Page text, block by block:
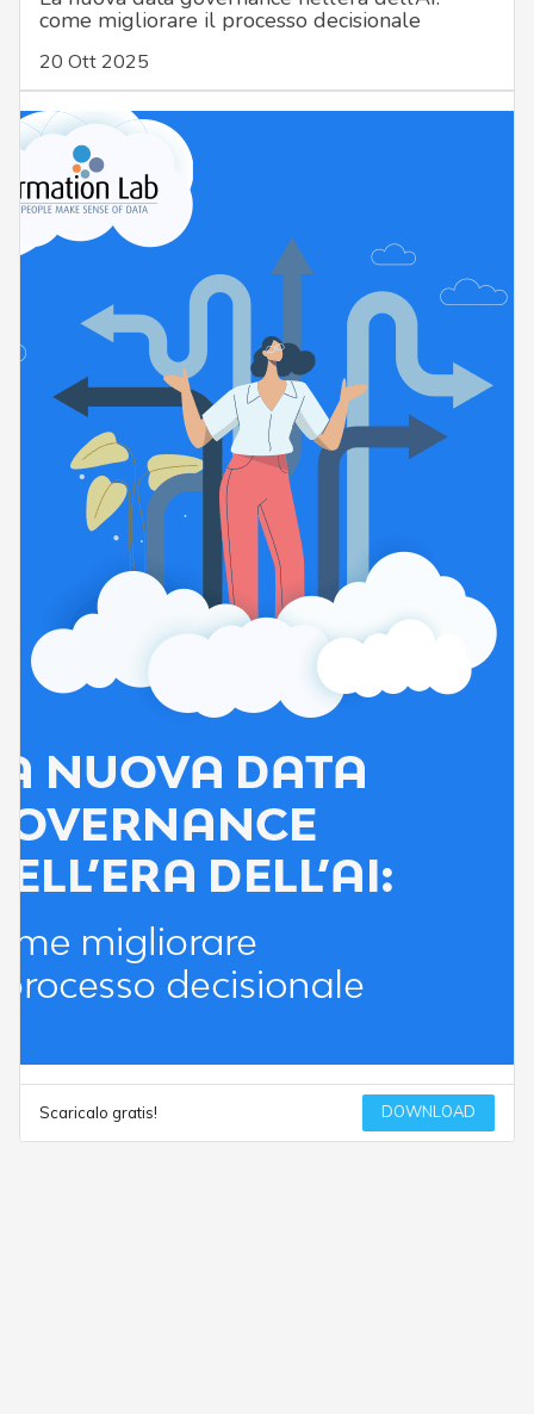
come migliorare il processo decisionale
20 Ott 2025
Scaricalo gratis! DOWNLOAD